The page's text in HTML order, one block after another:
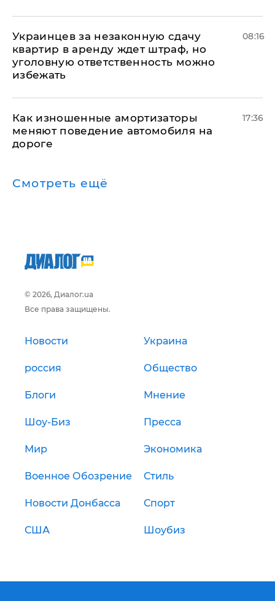
Украинцев за незаконную сдачу
квартир в аренду ждет штраф, но
уголовную ответственность можно
избежать
08:16
Как изношенные амортизаторы
меняют поведение автомобиля на
дороге
17:36
Смотреть ещё
© 2026, Диалог.ua
Все права защищены.
Новости Украина
россия Общество
Блоги Мнение
Шоу-Биз Пресса
Мир Экономика
Военное Обозрение Стиль
Новости Донбасса Спорт
США Шоубиз